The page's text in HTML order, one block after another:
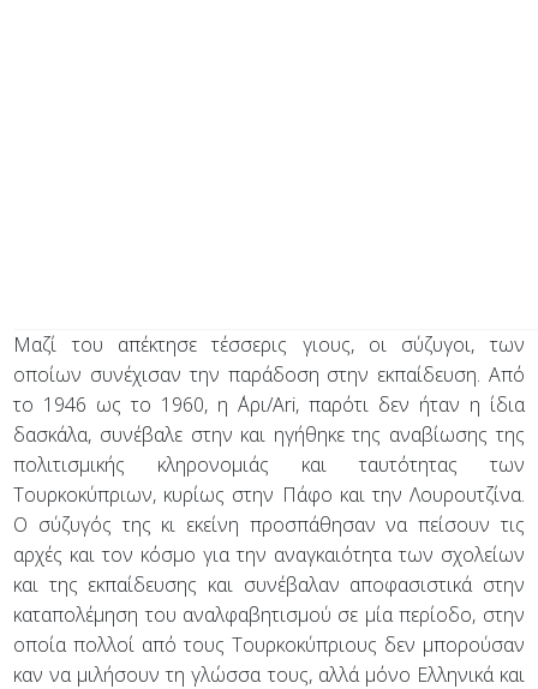
Μαζί του απέκτησε τέσσερις γιους, οι σύζυγοι, των
οποίων συνέχισαν την παράδοση στην εκπαίδευση. Από
το 1946 ως το 1960, η ΄Αρι/Ari, παρότι δεν ήταν η ίδια
δασκάλα, συνέβαλε στην και ηγήθηκε της αναβίωσης της
πολιτισμικής κληρονομιάς και ταυτότητας των
Τουρκοκύπριων, κυρίως στην Πάφο και την Λουρουτζίνα.
Ο σύζυγός της κι εκείνη προσπάθησαν να πείσουν τις
αρχές και τον κόσμο για την αναγκαιότητα των σχολείων
και της εκπαίδευσης και συνέβαλαν αποφασιστικά στην
καταπολέμηση του αναλφαβητισμού σε μία περίοδο, στην
οποία πολλοί από τους Τουρκοκύπριους δεν μπορούσαν
καν να μιλήσουν τη γλώσσα τους, αλλά μόνο Ελληνικά και